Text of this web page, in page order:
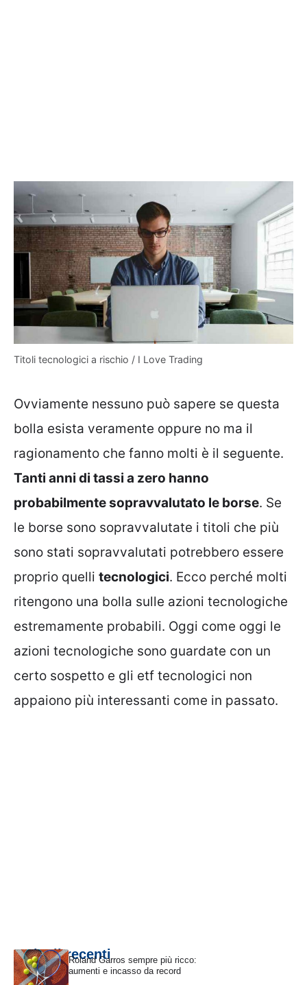
Titoli tecnologici a rischio / I Love Trading
Ovviamente nessuno può sapere se questa
bolla esista veramente oppure no ma il
ragionamento che fanno molti è il seguente.
Tanti anni di tassi a zero hanno
probabilmente sopravvalutato le borse. Se
le borse sono sopravvalutate i titoli che più
sono stati sopravvalutati potrebbero essere
proprio quelli tecnologici. Ecco perché molti
ritengono una bolla sulle azioni tecnologiche
estremamente probabili. Oggi come oggi le
azioni tecnologiche sono guardate con un
certo sospetto e gli etf tecnologici non
appaiono più interessanti come in passato.
Articoli recentiRoland Garros sempre più ricco:
aumenti e incasso da record